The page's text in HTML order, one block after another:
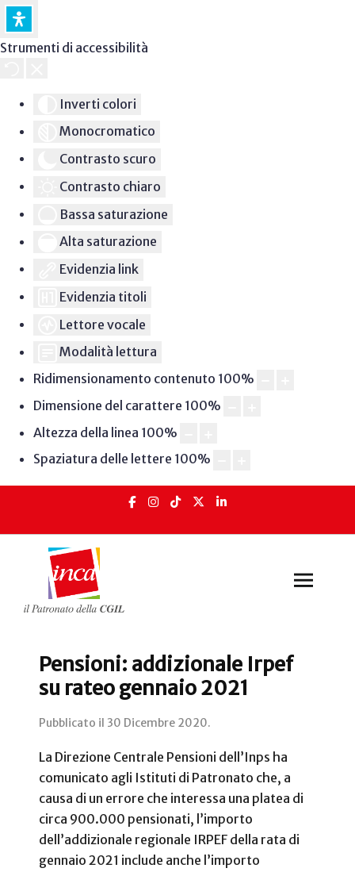
Strumenti di accessibilità
Inverti colori
Monocromatico
Contrasto scuro
Contrasto chiaro
Bassa saturazione
Alta saturazione
Evidenzia link
Evidenzia titoli
Lettore vocale
Modalità lettura
Ridimensionamento contenuto 100%
Dimensione del carattere 100%
Altezza della linea 100%
Spaziatura delle lettere 100%
Pensioni: addizionale Irpef
su rateo gennaio 2021
Pubblicato il 30 Dicembre 2020.
La Direzione Centrale Pensioni dell’Inps ha
comunicato agli Istituti di Patronato che, a
causa di un errore che interessa una platea di
circa 900.000 pensionati, l’importo
dell’addizionale regionale IRPEF della rata di
gennaio 2021 include anche l’importo